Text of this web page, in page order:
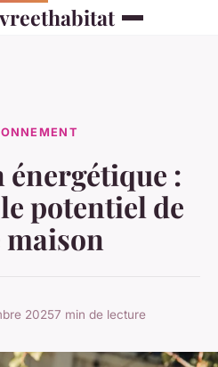
énergétique :
potentiel de
20257 min de lecture